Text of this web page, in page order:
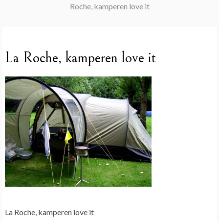
Roche, kamperen love it
La Roche, kamperen love it
La Roche, kamperen love it